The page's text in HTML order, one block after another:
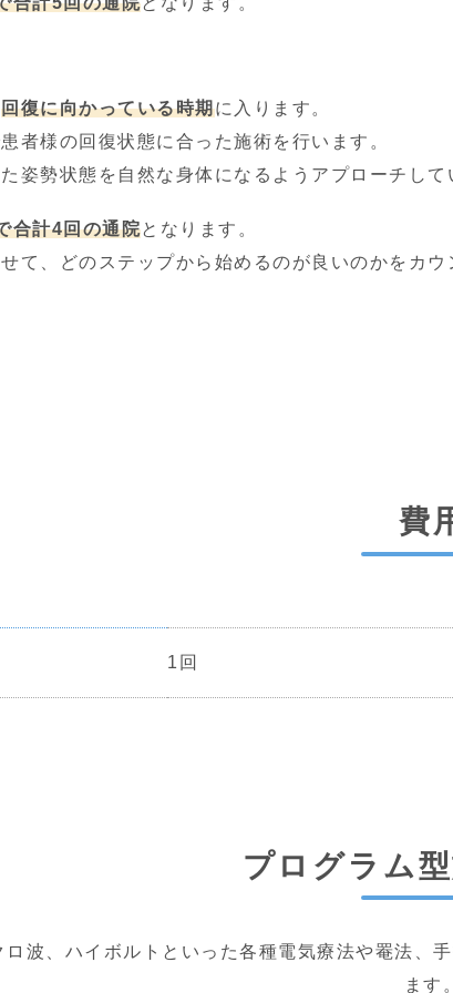
回復に向かっている時期に入ります。
者様の回復状態に合った施術を行います。
姿勢状態を自然な身体になるようアプローチして
合計4回の通院となります。
て、どのステップから始めるのが良いのかをカ
費
1回
プログラム
波、ハイボルトといった各種電気療法や罨法、
ます。